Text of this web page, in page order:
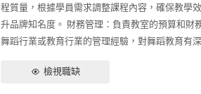
程質量，根據學員需求調整課程內容，確保教學
升品牌知名度。 財務管理：負責教室的預算和
舞蹈行業或教育行業的管理經驗，對舞蹈教育有
檢視職缺